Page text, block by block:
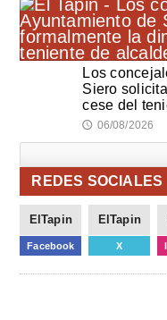
Los
Siero
cese del
🕔 06/08/2026
REDES SOCIALES
ElTapin
Facebook
ElTapin
X